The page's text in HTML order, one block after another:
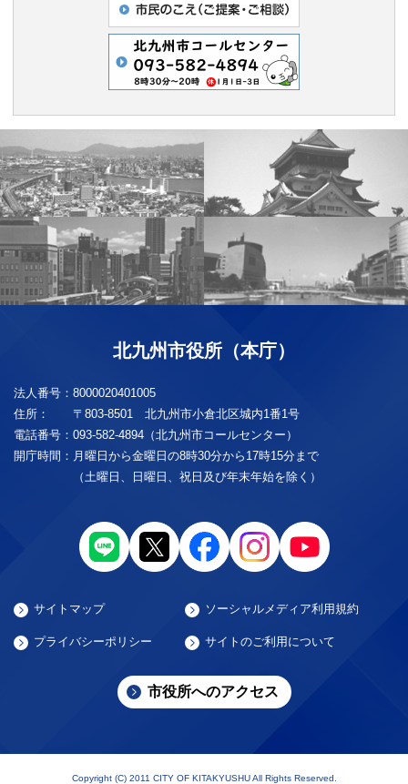
北九州市役所（本庁）
法人番号： 8000020401005
住所：
〒803-8501 北九州市小倉北区城内1番1号
電話番号： 093-582-4894（北九州市コールセンター）
開庁時間： 月曜日から金曜日の8時30分から17時15分まで
（土曜日、日曜日、祝日及び年末年始を除く）
サイトマップ ソーシャルメディア利用規約
プライバシーポリシー サイトのご利用について
市役所へのアクセス
Copyright (C) 2011 CITY OF KITAKYUSHU All Rights Reserved.